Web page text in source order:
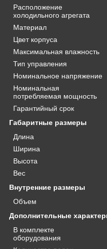
Расположение
холодильного агрегата
Материал
Цвет корпуса
Максимальная влажность
Тип управления
Номинальное напряжение
Номинальная
потребляемая мощность
Гарантийный срок
Габаритные размеры
Длина
Ширина
Высота
Вес
Внутренние размеры
Объем
Дополнительные
В комплекте
оборудования